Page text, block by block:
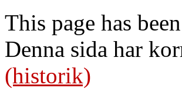
This page has
Denna sida har
(historik)